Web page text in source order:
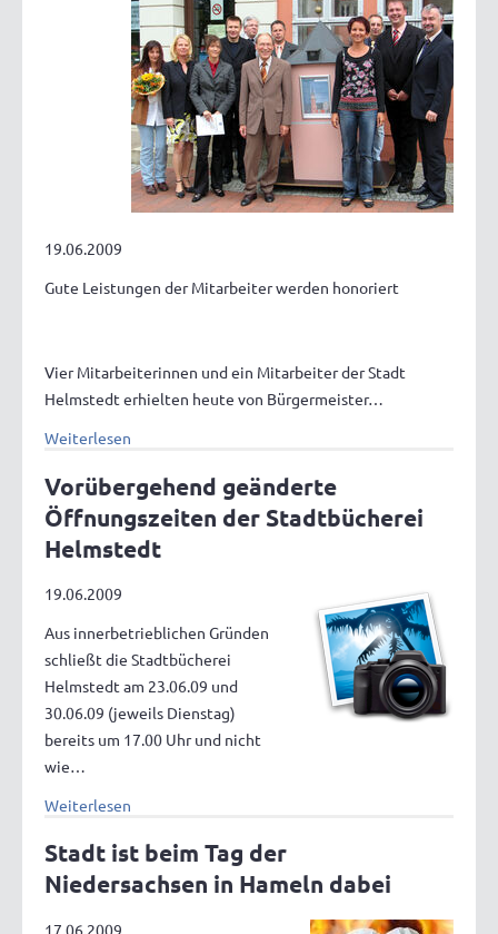
19.06.2009
Gute Leistungen der Mitarbeiter werden honoriert
Vier Mitarbeiterinnen und ein Mitarbeiter der Stadt
Helmstedt erhielten heute von Bürgermeister…
Weiterlesen
Vorübergehend geänderte
Öffnungszeiten der Stadtbücherei
Helmstedt
19.06.2009
Aus innerbetrieblichen Gründen
schließt die Stadtbücherei
Helmstedt am 23.06.09 und
30.06.09 (jeweils Dienstag)
bereits um 17.00 Uhr und nicht
wie…
Weiterlesen
Stadt ist beim Tag der
Niedersachsen in Hameln dabei
17.06.2009